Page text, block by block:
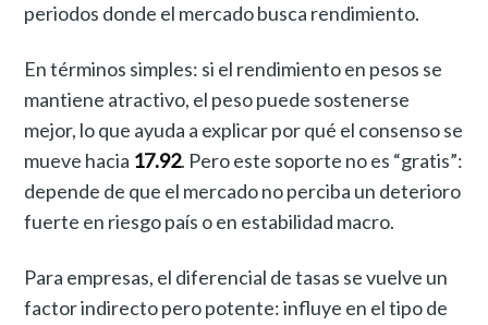
periodos donde el mercado busca rendimiento.
En términos simples: si el rendimiento en pesos se
mantiene atractivo, el peso puede sostenerse
mejor, lo que ayuda a explicar por qué el consenso se
mueve hacia 17.92. Pero este soporte no es “gratis”:
depende de que el mercado no perciba un deterioro
fuerte en riesgo país o en estabilidad macro.
Para empresas, el diferencial de tasas se vuelve un
factor indirecto pero potente: influye en el tipo de